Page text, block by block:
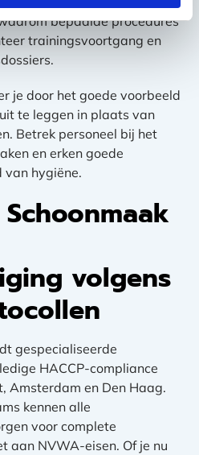
bepaalde procedures
trainingsvoortgang en
je door het goede voorbeeld
te leggen in plaats van
Betrek personeel bij het
en erken goede
van hygiëne.
volgens
gespecialiseerde
HACCP-compliance
Amsterdam en Den Haag.
kennen alle
voor complete
aan NVWA-eisen. Of je nu